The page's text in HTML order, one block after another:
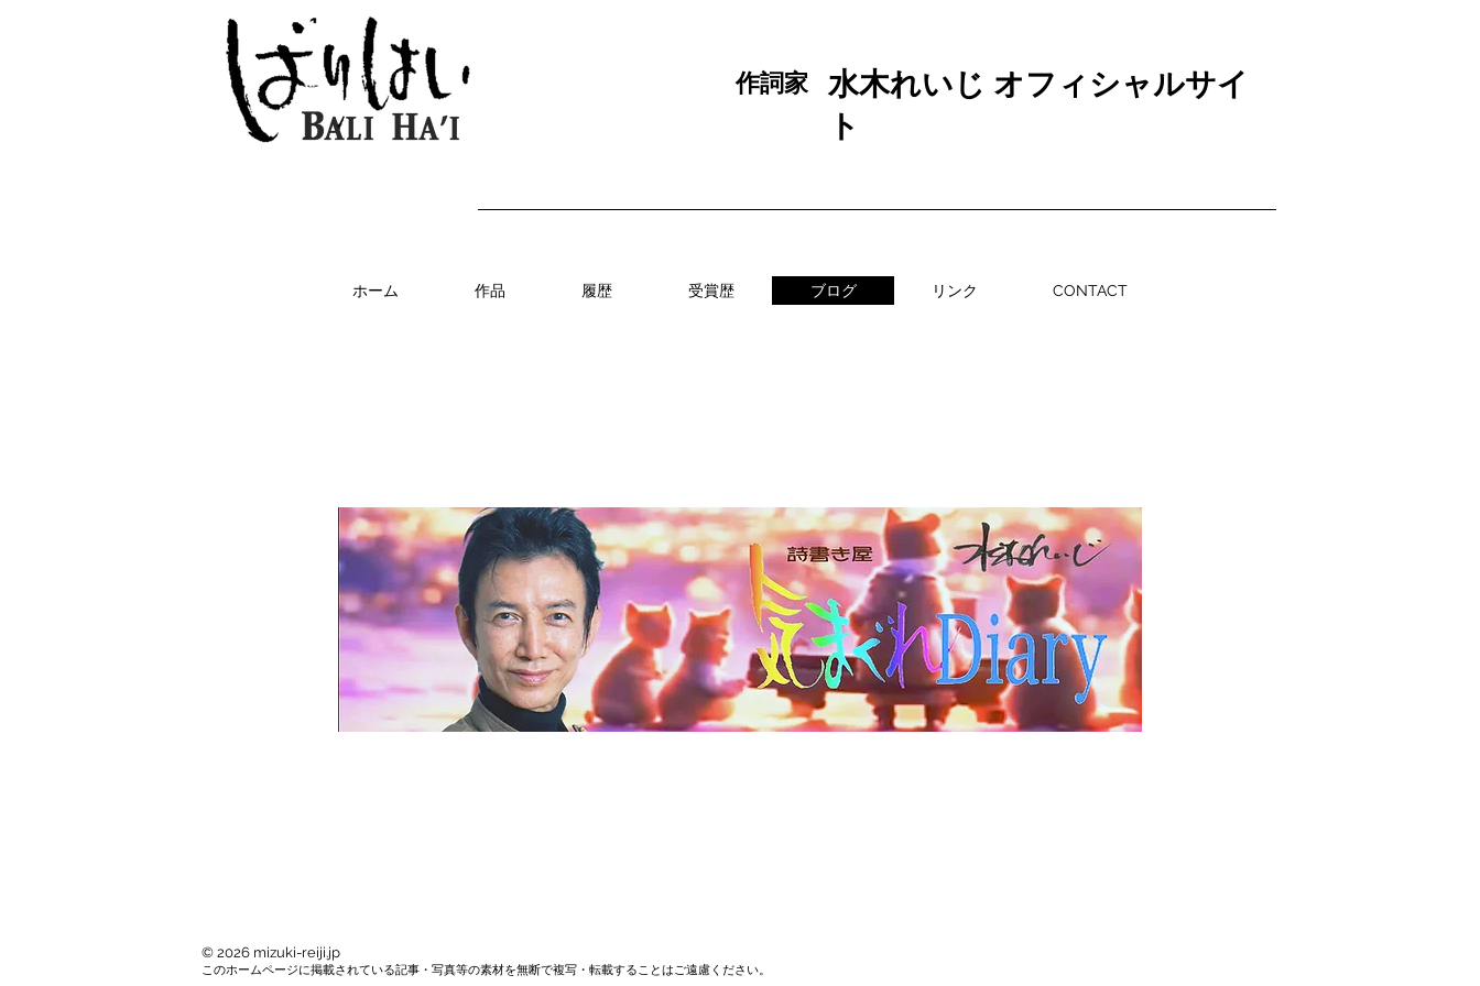
作詞家
水木れいじ オフィシャルサイ
ト
ホーム 作品 履歴 受賞歴 ブログ リンク CONTACT
© 2026 mizuki-reiji.jp
このホームページに掲載されている記事・写真等の素材を無断で複写・転載することはご遠慮ください。